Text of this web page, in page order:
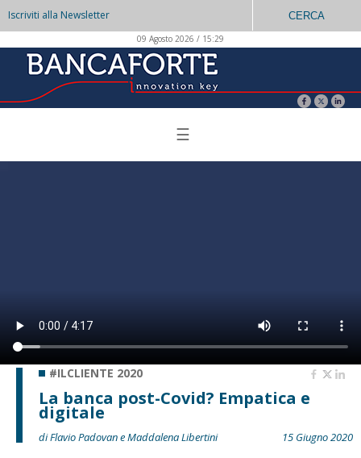
Iscriviti alla Newsletter CERCA
09 Agosto 2026 / 15:29
☰
#ILCLIENTE 2020
La banca post-Covid? Empatica e
digitale
di Flavio Padovan e Maddalena Libertini
15 Giugno 2020